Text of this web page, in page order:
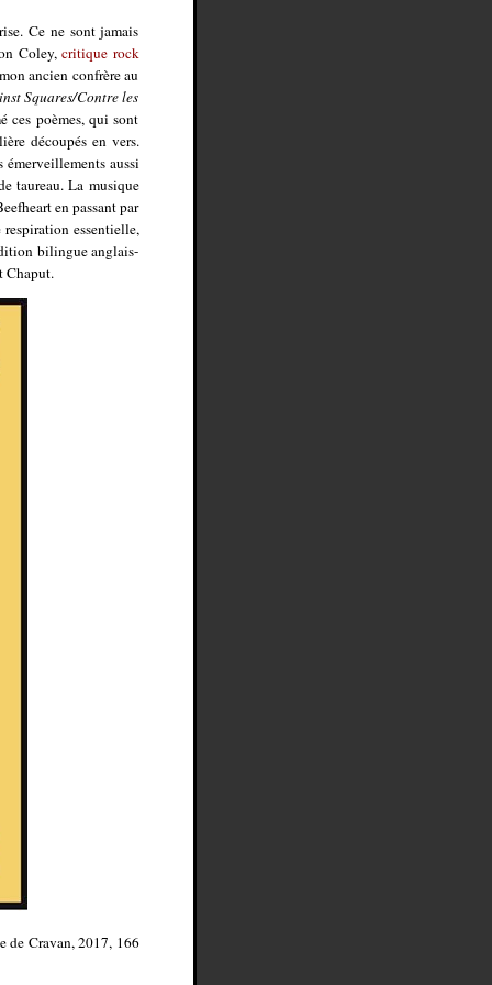
Ce ne sont jamais
Coley,critique rock
ancien confrère au
Squares/Contre les
ces poèmes, qui sont
découpés en vers.
émerveillements aussi
taureau. La musique
en passant par
essentielle,
bilingue anglais-
Chaput.
de Cravan, 2017, 166